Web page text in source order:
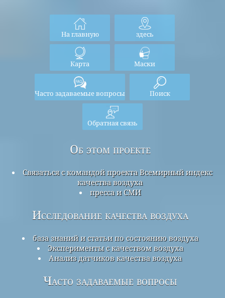
На главную здесь
Карта Маски
Часто задаваемые вопросы Поиск
Обратная связь
Об этом проекте
Связаться с командой проекта Всемирный индекс
качества воздуха
пресса и СМИ
Исследование качества воздуха
база знаний и статьи по состоянию воздуха
Эксперименты с качеством воздуха
Анализ датчиков качества воздуха
Часто задаваемые вопросы